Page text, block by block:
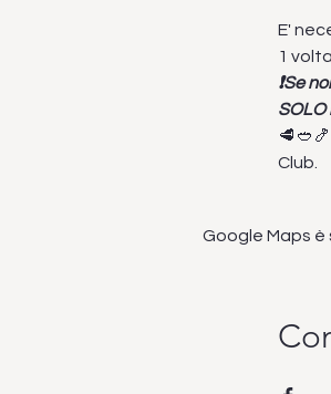
E'
1 volta.
❗Se
Club.
Google Maps